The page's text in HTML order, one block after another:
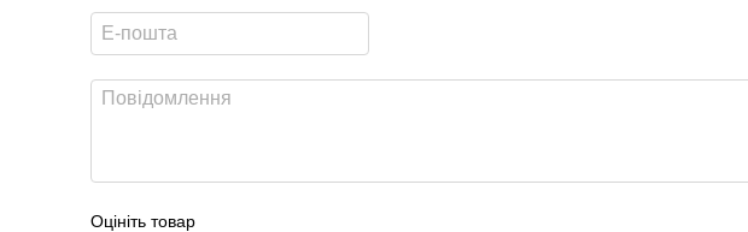
Оцініть товар